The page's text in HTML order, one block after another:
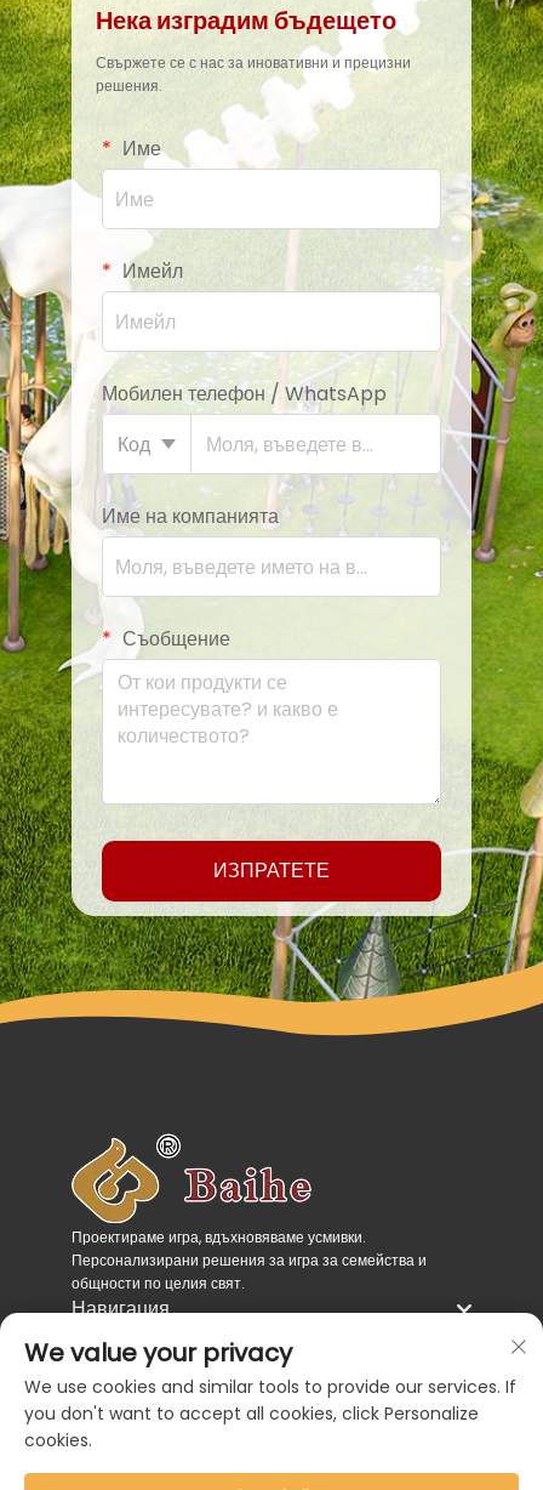
Нека изградим бъдещето
Свържете се с нас за иновативни и прецизни
решения.
Име
Имейл
Мобилен телефон / WhatsApp
Код
Име на компанията
Съобщение
ИЗПРАТЕТЕ
Проектираме игра, вдъхновяваме усмивки.
Персонализирани решения за игра за семейства и
общности по целия свят.
Навигация
Категории продукти
Свържете се с нас
We value your privacy
We use cookies and similar tools to provide our services. If
you don't want to accept all cookies, click Personalize
cookies.